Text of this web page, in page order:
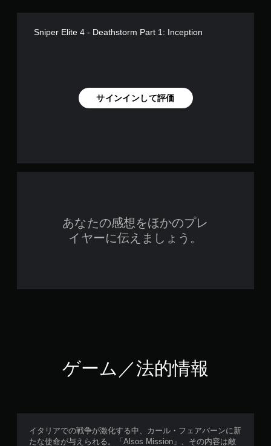
Sniper Elite 4 - Deathstorm Part 1: Inception
サインインして評価
あなたの感想をほかのプレ
イヤーに伝えましょう。
ゲーム／法的情報
イタリアでの戦争が激化する中、カール・フェアバーンに新
たな使命が与えられる。「Alsos Mission」、その内容は敵